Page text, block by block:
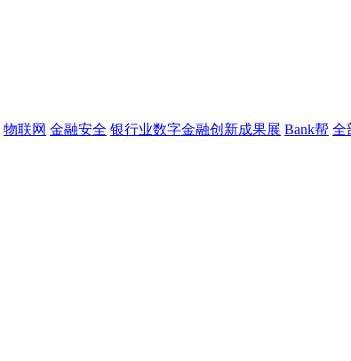
物联网 金融安全 银行业数字金融创新成果展 Bank帮 全